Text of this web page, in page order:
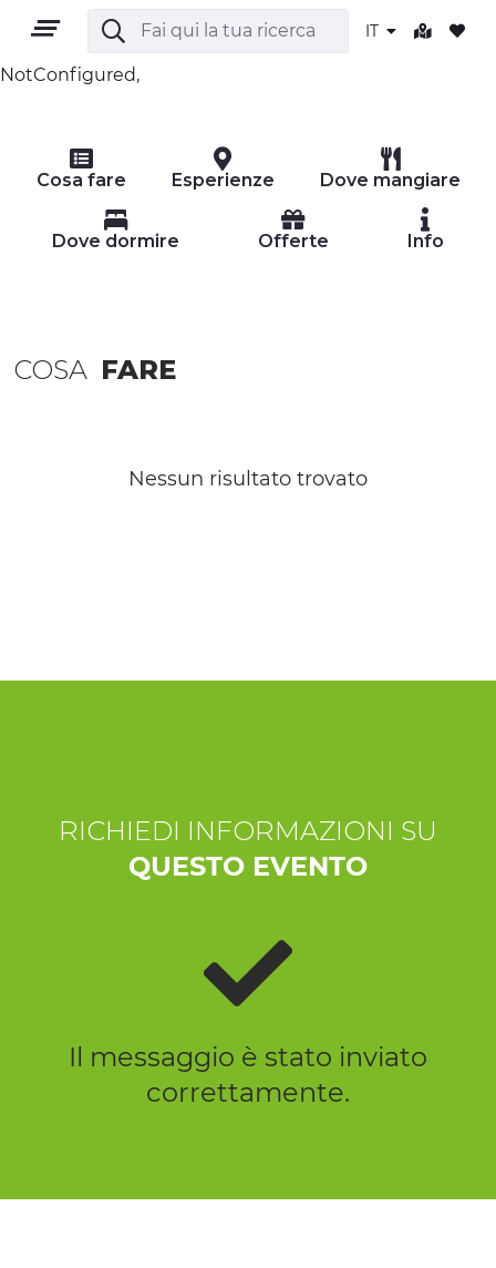
IT
OUTDOOR
NATURA E BENESSERE
NotConfigured,
Cosa fare Esperienze Dove mangiare
Dove dormire Offerte Info
COSA FARE
Nessun risultato trovato
RICHIEDI INFORMAZIONI SU
QUESTO EVENTO
Il messaggio è stato inviato
correttamente.